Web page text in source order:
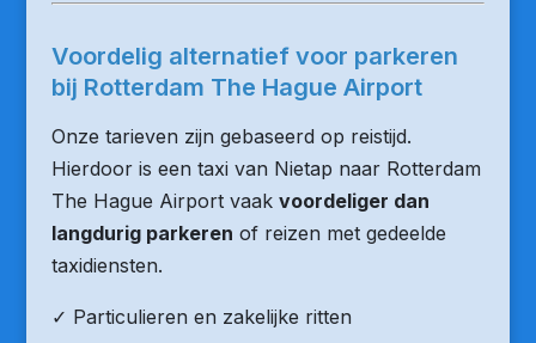
Voordelig alternatief voor parkeren
bij Rotterdam The Hague Airport
Onze tarieven zijn gebaseerd op reistijd.
Hierdoor is een taxi van Nietap naar Rotterdam
The Hague Airport vaak voordeliger dan
langdurig parkeren of reizen met gedeelde
taxidiensten.
✓ Particulieren en zakelijke ritten